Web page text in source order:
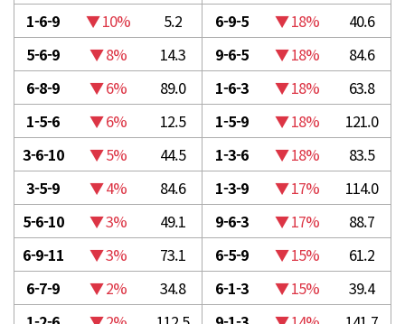
1-6-9
▼ 10% 5.2 6-9-5 ▼ 18%
40.6
5-6-9
▼ 8% 14.3 9-6-5 ▼ 18%
84.6
6-8-9
▼ 6% 89.0 1-6-3 ▼ 18%
63.8
1-5-6
▼ 6% 12.5 1-5-9 ▼ 18%
121.0
3-6-10
▼ 5% 44.5 1-3-6 ▼ 18%
83.5
3-5-9
▼ 4% 84.6 1-3-9 ▼ 17%
114.0
5-6-10
▼ 3% 49.1 9-6-3 ▼ 17%
88.7
6-9-11
▼ 3% 73.1 6-5-9 ▼ 15%
61.2
6-7-9
▼ 2% 34.8 6-1-3 ▼ 15%
39.4